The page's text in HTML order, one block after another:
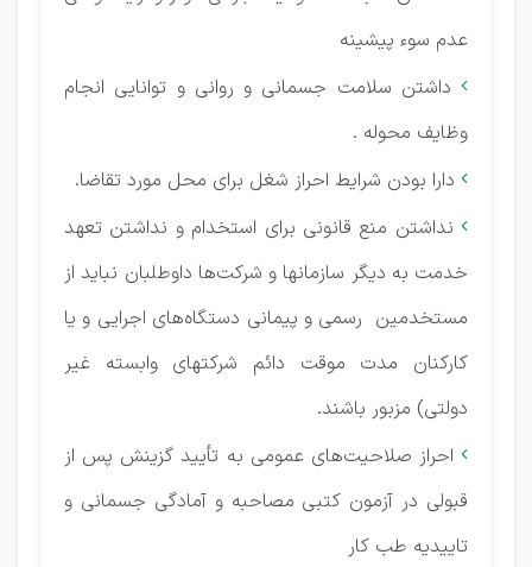
عدم سوء پیشینه
 داشتن سلامت جسمانی و روانی و توانایی انجام
وظایف محوله .
 دارا بودن شرایط احراز شغل برای محل مورد تقاضا.
 نداشتن منع قانونی برای استخدام و نداشتن تعهد
خدمت به دیگر سازمانها و شرکت‌ها داوطلبان نباید از
مستخدمین رسمی و پیمانی دستگاه‌های اجرایی و یا
کارکنان مدت موقت دائم شرکتهای وابسته غیر
دولتی) مزبور باشند.
 احراز صلاحیت‌های عمومی به تأیید گزینش پس از
قبولی در آزمون کتبی مصاحبه و آمادگی جسمانی و
تاییدیه طب کار